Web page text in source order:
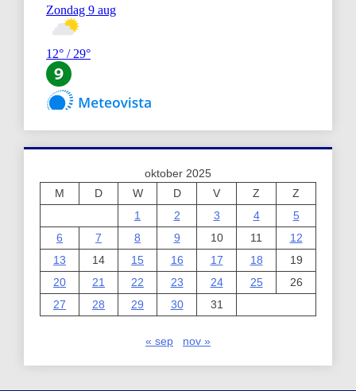
oktober 2025
M
D W D V Z
Z
1
2 3 4
5
6
7 8 9 10 11
12
13
14 15 16 17 18
19
20
21 22 23 24 25
26
27
28 29 30 31
« sep nov »